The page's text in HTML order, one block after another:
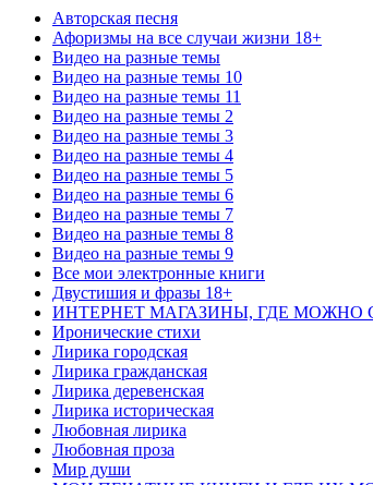
Авторская песня
Афоризмы на все случаи жизни 18+
Видео на разные темы
Видео на разные темы 10
Видео на разные темы 11
Видео на разные темы 2
Видео на разные темы 3
Видео на разные темы 4
Видео на разные темы 5
Видео на разные темы 6
Видео на разные темы 7
Видео на разные темы 8
Видео на разные темы 9
Все мои электронные книги
Двустишия и фразы 18+
ИНТЕРНЕТ МАГАЗИНЫ, ГДЕ МОЖНО
Иронические стихи
Лирика городская
Лирика гражданская
Лирика деревенская
Лирика историческая
Любовная лирика
Любовная проза
Мир души